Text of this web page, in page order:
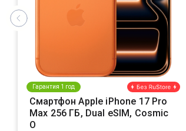
Гарантия 1 год
Смартфон Apple iPhone 17 Pro
Max 256 ГБ, Dual eSIM, Cosmic
O